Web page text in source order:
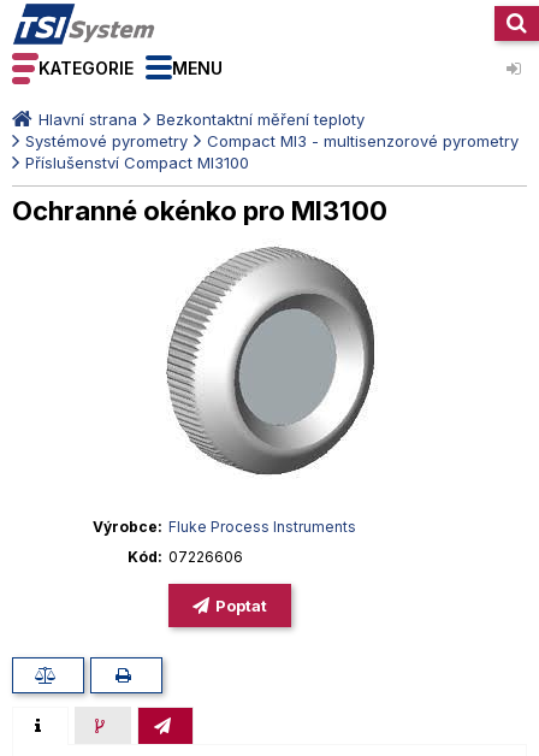
KATEGORIE MENU
Hlavní strana
Bezkontaktní měření teploty
Systémové pyrometry
Compact MI3 - multisenzorové pyrometry
Příslušenství Compact MI3100
Ochranné okénko pro MI3100
Výrobce
Fluke Process Instruments
Kód
07226606
Poptat